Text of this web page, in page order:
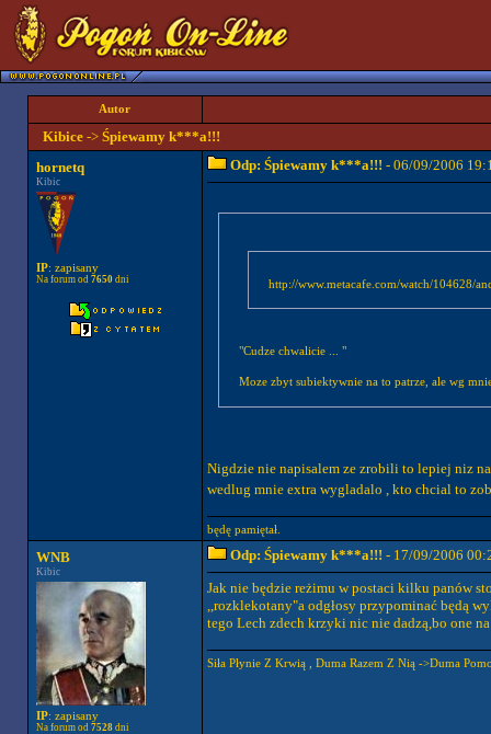
Autor
Kibice-> Śpiewamy k***a!!!
hornetq
Kibic
IP: zapisany
Na forum od 7650dni
Odp: Śpiewamy k***a!!! - 06/09/2006
"Cudze chwalicie ... "
Moze zbyt subiektywnie na to patrze, ale wg
Nigdzie nie napisalem ze zrobili to lepiej niz
wedlug mnie extra wygladalo , kto chcial to
będę pamiętał.
WNB
Kibic
IP: zapisany
Na forum od 7528dni
Odp: Śpiewamy k***a!!! - 17/09/2006
Jak nie będzie reżimu w postaci kilku panów
,,rozklekotany"a odgłosy przypominać będą
tego Lech zdech krzyki nic nie dadzą,bo one
Siła Płynie Z Krwią , Duma Razem Z Nią ->Duma